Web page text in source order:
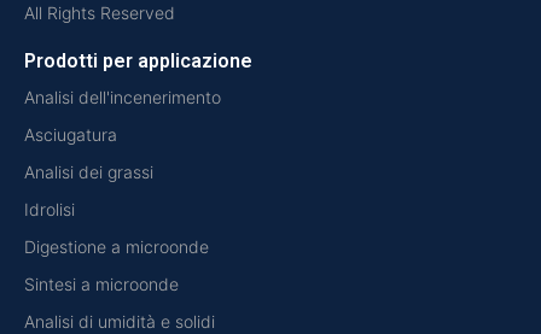
All Rights Reserved
Prodotti per applicazione
Analisi dell'incenerimento
Asciugatura
Analisi dei grassi
Idrolisi
Digestione a microonde
Sintesi a microonde
Analisi di umidità e solidi